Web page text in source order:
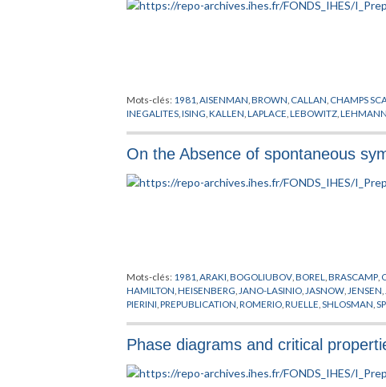
Mots-clés: 1981 ,AISENMAN ,BROWN CALLAN CHAMPS
INEGALITES ,ISING ,KALLEN ,LAPLACE ,LEBOWITZ ,LEHMANN
On the Absence of spontaneous
Mots-clés: 1981 ,ARAKI ,BOGOLIUBOV ,BOREL ,BRASCAMP
HAMILTON ,HEISENBERG JANO-LASINIO JASNOW JENSEN
PIERINI ,PREPUBLICATION ,ROMERIO ,RUELLE ,SHLOSMAN ,
Phase diagrams and critical